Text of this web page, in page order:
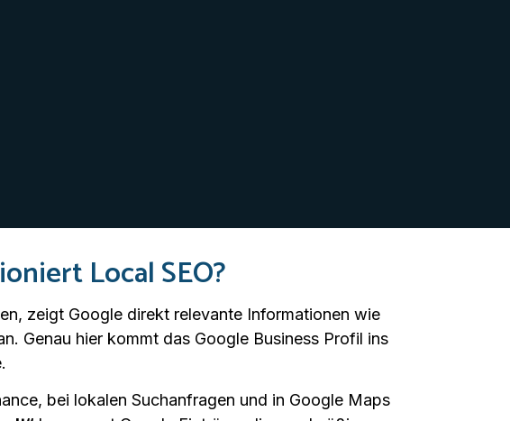
Local SEO?
zeigt Google direkt relevante Informationen wie
Genau hier kommt das Google Business Profil ins
bei lokalen Suchanfragen und in Google Maps